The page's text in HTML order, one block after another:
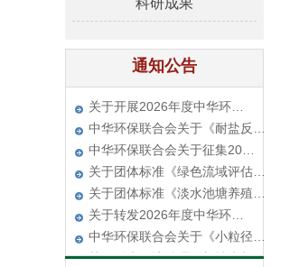
科研成果
通知公告
中华环保联合会关于《小粒径…
中华环保联合会关于召开“2…
第二轮通知|中华环保联合会…
关于开展2026年度中华环…
中华环保联合会关于《耐盐反…
中华环保联合会关于征集20…
关于团体标准《绿色流域评估…
关于团体标准《淡水池塘养殖…
关于转发2026年度中华环…
中华环保联合会关于《小粒径…
关于《水环境治理创新技术与…